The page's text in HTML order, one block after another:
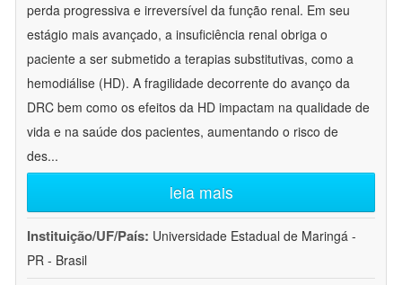
perda progressiva e irreversível da função renal. Em seu
estágio mais avançado, a insuficiência renal obriga o
paciente a ser submetido a terapias substitutivas, como a
hemodiálise (HD). A fragilidade decorrente do avanço da
DRC bem como os efeitos da HD impactam na qualidade de
vida e na saúde dos pacientes, aumentando o risco de
des...
leia mais
Instituição/UF/País: Universidade Estadual de Maringá -
PR - Brasil